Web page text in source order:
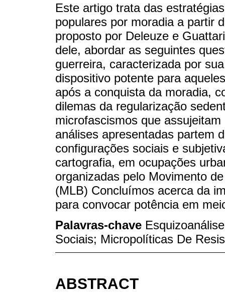
Este artigo trata das
populares por moradia a partir
proposto por Deleuze e
dele, abordar as seguintes
guerreira, caracterizada por
dispositivo potente para
após a conquista da moradia,
dilemas da regularização
microfascismos que
análises apresentadas partem
configurações sociais e
cartografia, em ocupações
organizadas pelo Movimento
(MLB) Concluímos acerca da
para convocar potência em
Palavras-chave
Sociais; Micropolíticas De
ABSTRACT